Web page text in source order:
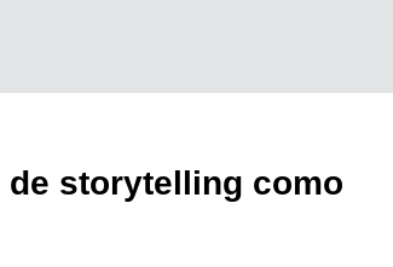
storytelling como